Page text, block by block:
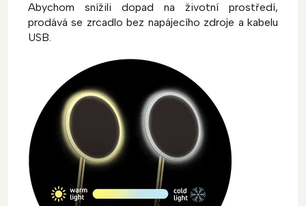
Abychom snížili dopad na životní prostředí,
prodává se zrcadlo bez napájecího zdroje a kabelu
USB.